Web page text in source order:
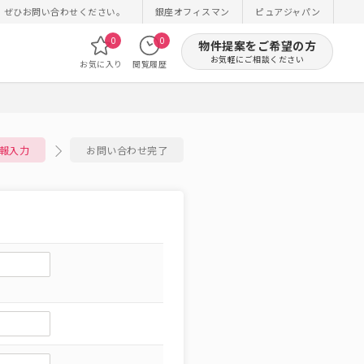
ひお問い合わせください。 銀座オフィスマン ピュアジャパン
お気に入り
0
閲覧履歴
0 物件提案をご希望の方
お気軽にご相談ください
入力 お問い合わせ完了